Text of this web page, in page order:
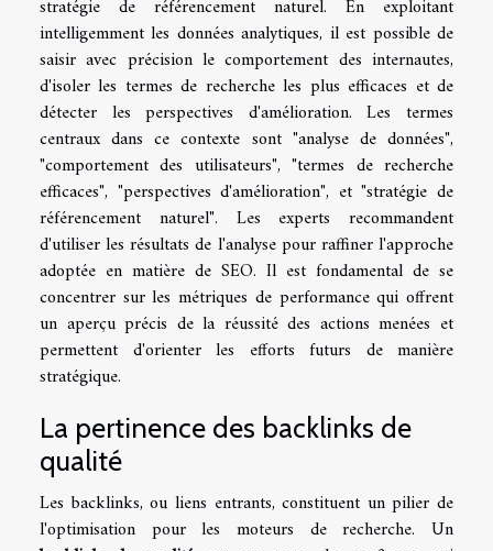
stratégie de référencement naturel. En exploitant
intelligemment les données analytiques, il est possible de
saisir avec précision le comportement des internautes,
d'isoler les termes de recherche les plus efficaces et de
détecter les perspectives d'amélioration. Les termes
centraux dans ce contexte sont "analyse de données",
"comportement des utilisateurs", "termes de recherche
efficaces", "perspectives d'amélioration", et "stratégie de
référencement naturel". Les experts recommandent
d'utiliser les résultats de l'analyse pour raffiner l'approche
adoptée en matière de SEO. Il est fondamental de se
concentrer sur les métriques de performance qui offrent
un aperçu précis de la réussité des actions menées et
permettent d'orienter les efforts futurs de manière
stratégique.
La pertinence des backlinks de
qualité
Les backlinks, ou liens entrants, constituent un pilier de
l'optimisation pour les moteurs de recherche. Un